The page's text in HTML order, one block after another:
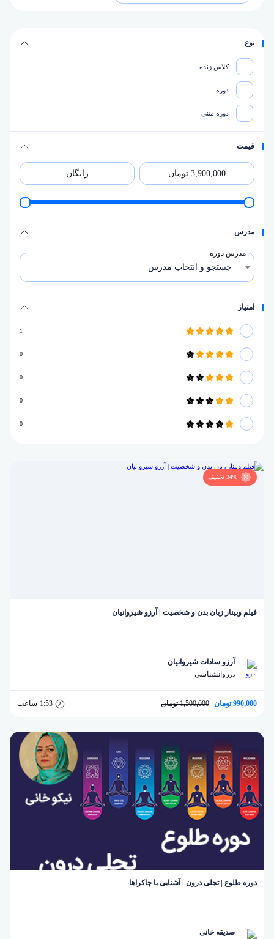
نوع
کلاس زنده
دوره
دوره متنی
قیمت
مدرس
مدرس دوره
جستجو و انتخاب مدرس
امتیاز
1
0
0
0
0
34% تخفیف
فیلم وبینار زبان بدن و شخصیت | آرزو شیروانیان
آرزو سادات شیروانیان
در روانشناسی
990,000 تومان 1,500,000 تومان 1:53 ساعت
دوره طلوع | تجلی درون | آشنایی با چاکراها
صدیقه خانی